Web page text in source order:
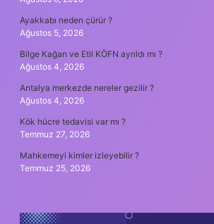
Ayakkabı neden çürür ?
Ağustos 5, 2026
Bilge Kağan ve Etil KÖFN ayrıldı mı ?
Ağustos 4, 2026
Antalya merkezde nereler gezilir ?
Ağustos 4, 2026
Kök hücre tedavisi var mı ?
Temmuz 27, 2026
Mahkemeyi kimler izleyebilir ?
Temmuz 25, 2026